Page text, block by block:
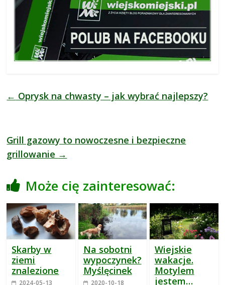
← Oprysk na chwasty – jak wybrać najlepszy?
Grill gazowy to nowoczesne i bezpieczne
grillowanie →
Może cię zainteresować:
Skarby w
ziemi
znalezione
2024-05-13
Na sobotni
wypoczynek?
Myślęcinek
2020-10-18
Wiejskie
wakacje.
Motylem
jestem…